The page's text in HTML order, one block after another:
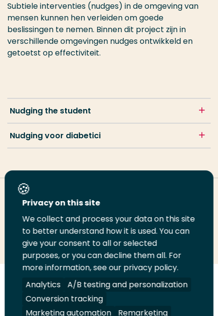
Subtiele interventies (nudges) in de omgeving van
mensen kunnen hen verleiden om goede
beslissingen te nemen. Binnen dit project zijn in
verschillende omgevingen nudges ontwikkeld en
getoetst op effectiviteit.
Nudging the student
Nudging voor diabetici
Deel deze pagina
Deel
LinkedIn
Deel
op
Twitter
Deel
op
Facebook
Email
deze
pagina
Print
deze
pagina
Volg
ons
op
Volg
ons
op
Volg
ons
op
Volg
ons
op
Juridisch Security A-Z Index Contact
Privacy on this site
We collect and process your data on this site
to better understand how it is used. You can
give your consent to all or selected
purposes, or you can decline them all. For
more information, see our privacy policy.
Analytics
A/B testing and personalization
Conversion tracking
Marketing automation
Remarketing